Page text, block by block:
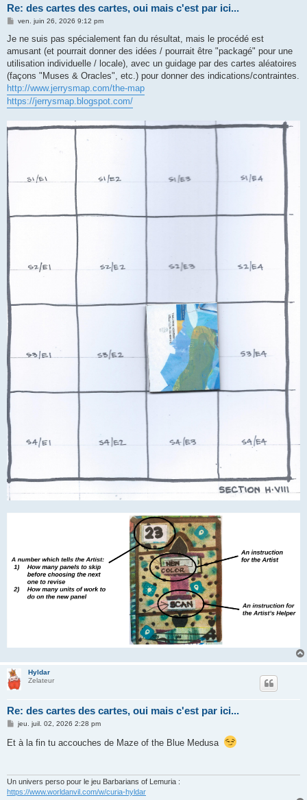
Re: des cartes des cartes, oui mais c'est par ici...
M
s
a
g
ven. juin 26, 2026 9:12 pm
Je ne suis pas spécialement fan du résultat, mais le procédé est
amusant (et pourrait donner des idées / pourrait être "packagé" pour une
utilisation individuelle / locale), avec un guidage par des cartes aléatoires
(façons "Muses & Oracles", etc.) pour donner des indications/contraintes.
http://www.jerrysmap.com/the-map
https://jerrysmap.blogspot.com/
Hyldar
Zelateur
Re: des cartes des cartes, oui mais c'est par ici...
M
s
s
jeu. juil. 02, 2026 2:28 pm
Et à la fin tu accouches de Maze of the Blue Medusa
Un univers perso pour le jeu Barbarians of Lemuria :
https://www.worldanvil.com/w/curia-hyldar